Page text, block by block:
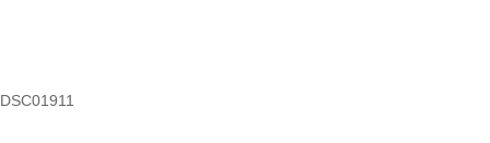
DSC01911